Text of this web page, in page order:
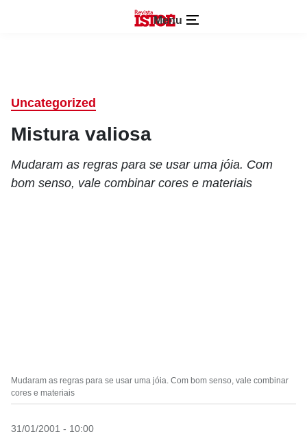
Menu
Uncategorized
Mistura valiosa
Mudaram as regras para se usar uma jóia. Com
bom senso, vale combinar cores e materiais
Mudaram as regras para se usar uma jóia. Com bom senso, vale combinar
cores e materiais
31/01/2001 - 10:00